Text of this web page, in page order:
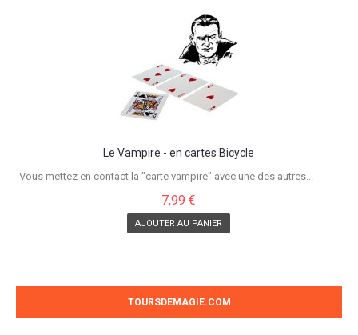
Le Vampire - en cartes Bicycle
Vous mettez en contact la "carte vampire" avec une des autres...
7,99 €
AJOUTER AU PANIER
TOURSDEMAGIE.COM